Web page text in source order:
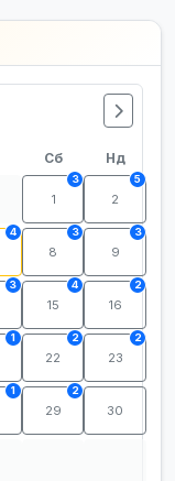
Сб Нд
1
3
2
5
4
8
3
9
3
3
15
4
16
2
1
22
2
23
2
1
29
2
30